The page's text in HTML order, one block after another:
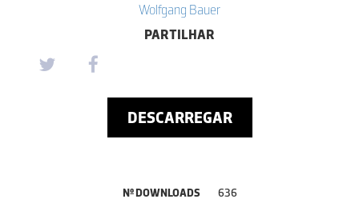
Wolfgang Bauer
PARTILHAR
DESCARREGAR
Nº DOWNLOADS 636